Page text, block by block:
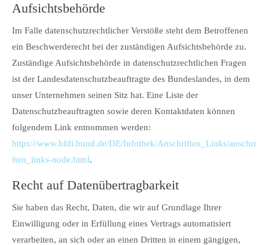
Aufsichtsbehörde
Im Falle datenschutzrechtlicher Verstöße steht dem Betroffenen
ein Beschwerderecht bei der zuständigen Aufsichtsbehörde zu.
Zuständige Aufsichtsbehörde in datenschutzrechtlichen Fragen
ist der Landesdatenschutzbeauftragte des Bundeslandes, in dem
unser Unternehmen seinen Sitz hat. Eine Liste der
Datenschutzbeauftragten sowie deren Kontaktdaten können
folgendem Link entnommen werden:
https://www.bfdi.bund.de/DE/Infothek/Anschriften_Links/anschri
ften_links-node.html.
Recht auf Datenübertragbarkeit
Sie haben das Recht, Daten, die wir auf Grundlage Ihrer
Einwilligung oder in Erfüllung eines Vertrags automatisiert
verarbeiten, an sich oder an einen Dritten in einem gängigen,